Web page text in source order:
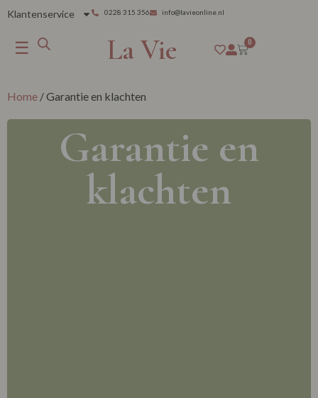
Klantenservice 0228 315 356 info@lavieonline.nl
☰ La Vie 0
Home / Garantie en klachten
Garantie en
klachten